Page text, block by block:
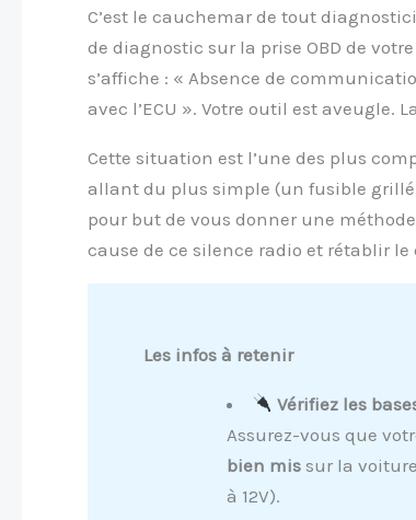
C’est le cauchemar de tout
de diagnostic sur la prise OBD de
s’affiche : « Absence de
avec l’ECU ». Votre outil est aveugle.
Cette situation est l’une des plus
allant du plus simple (un fusible
pour but de vous donner une
cause de ce silence radio et rétablir
Les infos à retenir
Vérifiez les
Assurez-vous que
bien mis sur la
à 12V).